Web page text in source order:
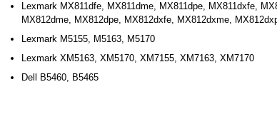
Lexmark MX811dfe, MX811dme, MX811dpe, MX811dxfe,
MX812dme, MX812dpe, MX812dxfe, MX812dxme,
Lexmark M5155, M5163, M5170
Lexmark XM5163, XM5170, XM7155, XM7163, XM7170
Dell B5460, B5465